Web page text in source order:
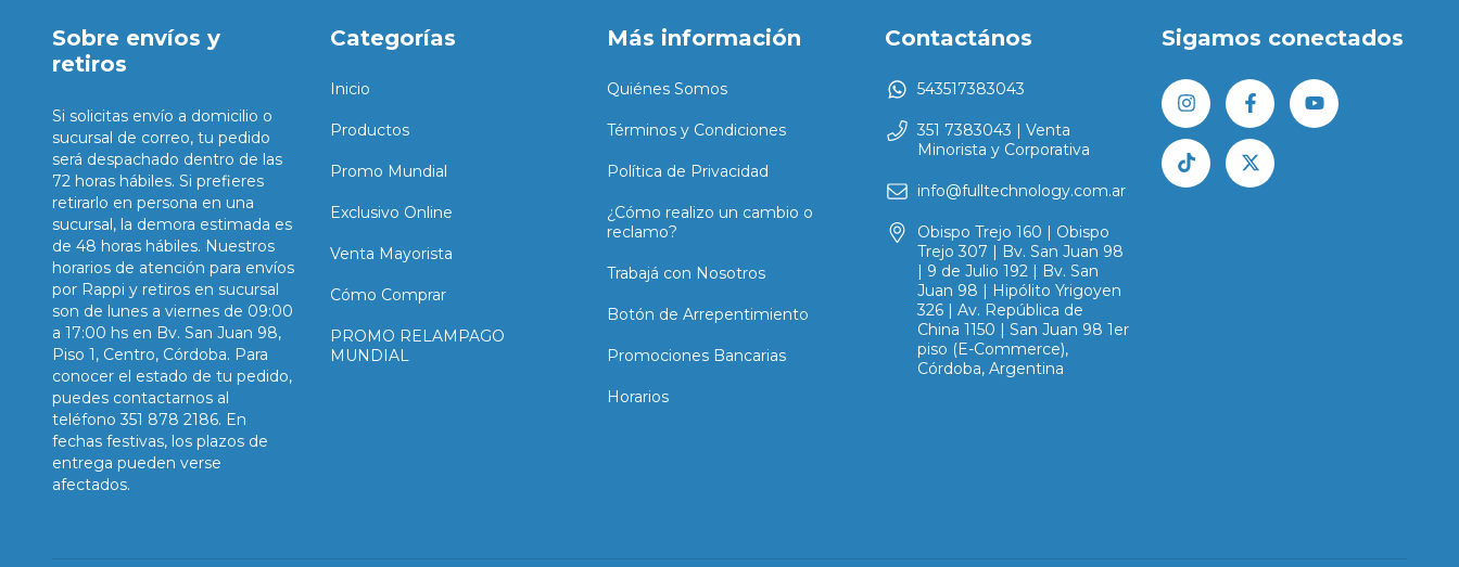
Sobre envíos y
retiros
Si solicitas envío a domicilio o
sucursal de correo, tu pedido
será despachado dentro de las
72 horas hábiles. Si prefieres
retirarlo en persona en una
sucursal, la demora estimada es
de 48 horas hábiles. Nuestros
horarios de atención para envíos
por Rappi y retiros en sucursal
son de lunes a viernes de 09:00
a 17:00 hs en Bv. San Juan 98,
Piso 1, Centro, Córdoba. Para
conocer el estado de tu pedido,
puedes contactarnos al
teléfono 351 878 2186. En
fechas festivas, los plazos de
entrega pueden verse
afectados.
Categorías
Inicio
Productos
Promo Mundial
Exclusivo Online
Venta Mayorista
Cómo Comprar
PROMO RELAMPAGO
MUNDIAL
Más información
Quiénes Somos
Términos y Condiciones
Política de Privacidad
¿Cómo realizo un cambio o
reclamo?
Trabajá con Nosotros
Botón de Arrepentimiento
Promociones Bancarias
Horarios
Contactános
543517383043
351 7383043 | Venta
Minorista y Corporativa
info@fulltechnology.com.ar
Obispo Trejo 160 | Obispo
Trejo 307 | Bv. San Juan 98
| 9 de Julio 192 | Bv. San
Juan 98 | Hipólito Yrigoyen
326 | Av. República de
China 1150 | San Juan 98 1er
piso (E-Commerce),
Córdoba, Argentina
Sigamos conectados